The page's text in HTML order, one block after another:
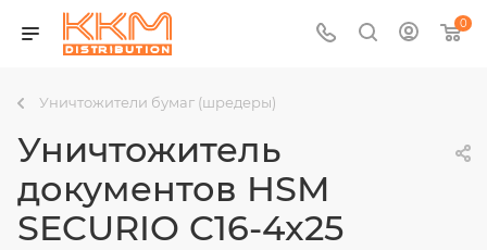
0
Уничтожители бумаг (шредеры)
Уничтожитель
документов HSM
SECURIO C16-4x25